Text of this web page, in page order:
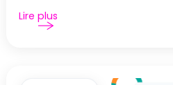
Lire plus